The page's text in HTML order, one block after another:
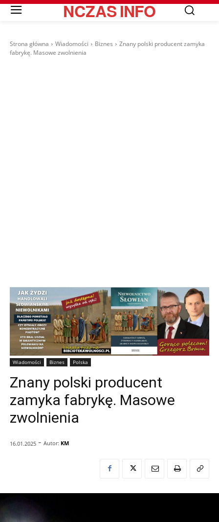
NCZASINFO
Strona główna Wiadomości Biznes
Znany polski producent zamyka
fabrykę. Masowe zwolnienia
Wiadomości Biznes Polska
Znany polski producent
zamyka fabrykę. Masowe
zwolnienia
16.01.2025 - Autor: KM